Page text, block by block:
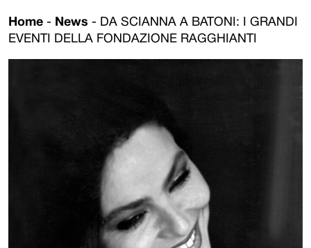
Home - News - DA SCIANNA A BATONI: I GRANDI
EVENTI DELLA FONDAZIONE RAGGHIANTI